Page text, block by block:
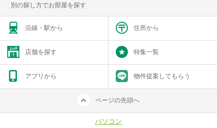
別の探し方でお部屋を探す
沿線・駅から 住所から
店舗を探す 特集一覧
アプリから 物件提案してもらう
ページの先頭へ
パソコン